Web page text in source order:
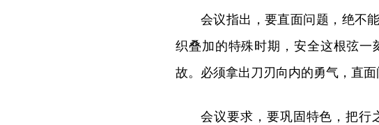
会议指出，要直面问题，绝不
织叠加的特殊时期，安全这根弦
故。必须拿出刀刃向内的勇气，直面
会议要求，要巩固特色，把行